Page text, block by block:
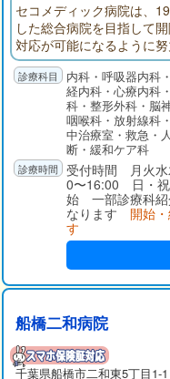
セコメディック病院は、
した総合病院を目指して
対応が可能になるように
期リハビリテーション病
療にも注力しております。
内科・呼吸器内科
経内科・心療内科
科・整形外科・脳
咽喉科・放射線科
中治療室・救急・
断・緩和ケア科
受付時間 月火
0〜16:00 日・
始 一部診療科紹
なります 開始
す
船橋二和病院
千葉県船橋市二和東5丁目1-1